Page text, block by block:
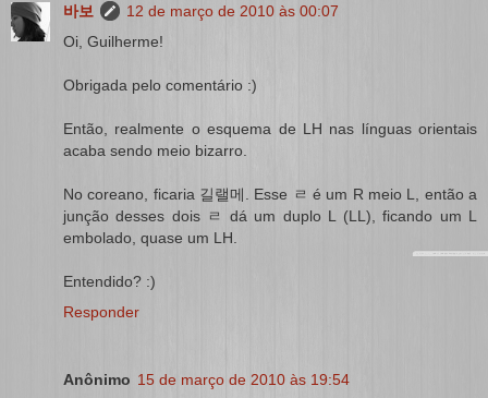
바보
12 de março de 2010 às 00:07
Oi, Guilherme!
Obrigada pelo comentário :)
Então, realmente o esquema de LH nas línguas orientais
acaba sendo meio bizarro.
No coreano, ficaria 길랠메. Esse ㄹ é um R meio L, então a
junção desses dois ㄹ dá um duplo L (LL), ficando um L
embolado, quase um LH.
Entendido? :)
Responder
Anônimo 15 de março de 2010 às 19:54